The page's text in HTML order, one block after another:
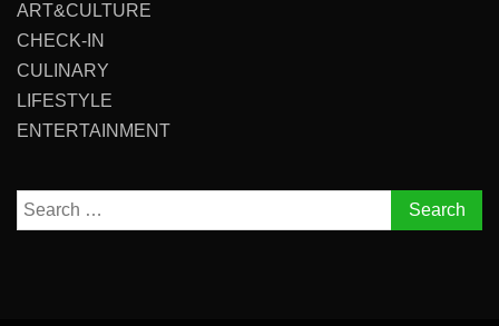
ART&CULTURE
CHECK-IN
CULINARY
LIFESTYLE
ENTERTAINMENT
Search
for: